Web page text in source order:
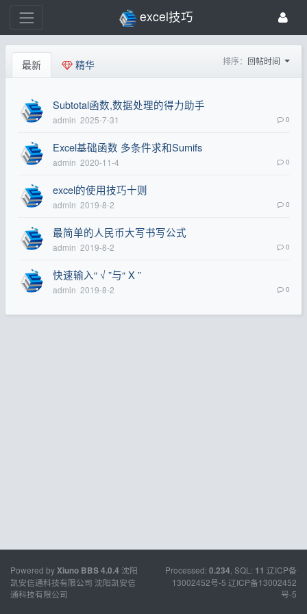
excel技巧
最新 精华 排序： 回帖时间
Subtotal函数,数据处理的得力助手
admin 2025-7-31 0
Excel基础函数 多条件求和Sumifs
admin 2020-11-4 0
excel的使用技巧十则
admin 2019-8-2 0
最简单的人民币大写书写公式
admin 2019-8-2 0
快速输入“ √ ”与“ X ”
admin 2019-8-2 0
Powered byXiuno BBS4.0.4 沈阳
凯安信通科技有限公司 沈阳凯安信
通科技有限公司
Processed: 0.234 , SQL: 11 辽ICP备
13002452号-5 辽ICP备13002452
号-5